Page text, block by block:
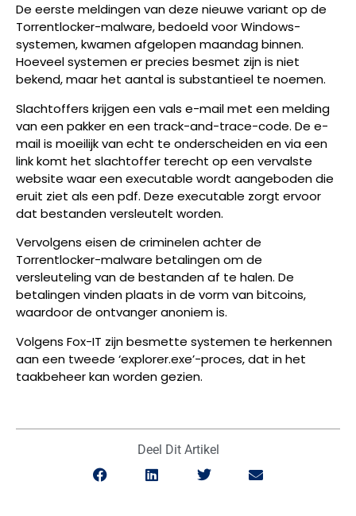
De eerste meldingen van deze nieuwe variant op de
Torrentlocker-malware, bedoeld voor Windows-
systemen, kwamen afgelopen maandag binnen.
Hoeveel systemen er precies besmet zijn is niet
bekend, maar het aantal is substantieel te noemen.
Slachtoffers krijgen een vals e-mail met een melding
van een pakker en een track-and-trace-code. De e-
mail is moeilijk van echt te onderscheiden en via een
link komt het slachtoffer terecht op een vervalste
website waar een executable wordt aangeboden die
eruit ziet als een pdf. Deze executable zorgt ervoor
dat bestanden versleutelt worden.
Vervolgens eisen de criminelen achter de
Torrentlocker-malware betalingen om de
versleuteling van de bestanden af te halen. De
betalingen vinden plaats in de vorm van bitcoins,
waardoor de ontvanger anoniem is.
Volgens Fox-IT zijn besmette systemen te herkennen
aan een tweede ‘explorer.exe’-proces, dat in het
taakbeheer kan worden gezien.
Deel Dit Artikel